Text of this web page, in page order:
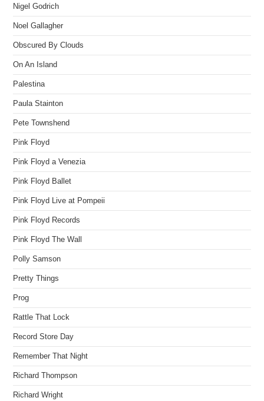
Nigel Godrich
Noel Gallagher
Obscured By Clouds
On An Island
Palestina
Paula Stainton
Pete Townshend
Pink Floyd
Pink Floyd a Venezia
Pink Floyd Ballet
Pink Floyd Live at Pompeii
Pink Floyd Records
Pink Floyd The Wall
Polly Samson
Pretty Things
Prog
Rattle That Lock
Record Store Day
Remember That Night
Richard Thompson
Richard Wright